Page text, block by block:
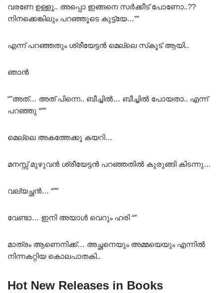
വരണേ ഉള്ളൂ.. അപ്പൊ ഇങ്ങനെ സർക്കീട് പോണോ..??
നിനക്കെങ്കിലും പറഞ്ഞൂടെ കുട്ട്യേ…””
എന്ന് പറഞ്ഞതും ശ്രീയേട്ടൻ മെല്ലെ സ്‌കൂട് ആയി..
ഞാൻ
“”അത്… അത് പിന്നെ.. ബീച്ചിൽ… ബീച്ചിൽ പോയതാ.. എന്ന്
പറഞ്ഞു “””
മെല്ലെ അകത്തേക്കു കയറി…
മനസ്സ് മുഴുവൻ ശ്രീയേട്ടൻ പറഞ്ഞതിൽ കുരുങ്ങി കിടന്നു…
വല്യച്ഛൻ… “””
വേണ്ടാ… ഇനി അയാൾ വെറും ഹരി “”
മാത്രം ആണെനിക്ക്… അച്ഛനെയും അമ്മയെയും എന്നിൽ
നിന്നകറ്റിയ കൊലപാതകി..
Hot New Releases in Books